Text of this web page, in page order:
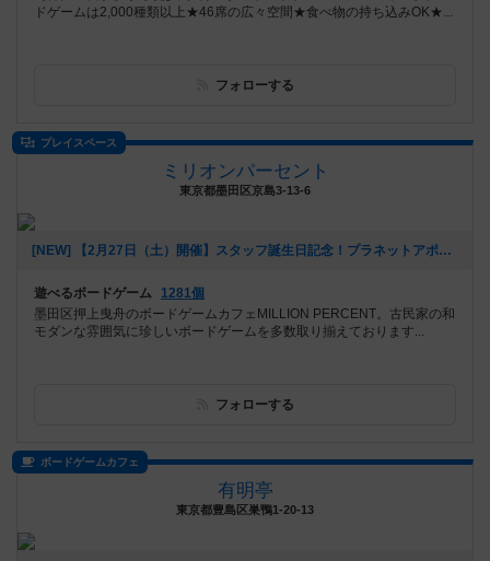
ドゲームは2,000種類以上★46席の広々空間★食べ物の持ち込みOK★...
フォローする
プレイスペース
ミリオンパーセント
東京都墨田区京島3-13-6
[NEW] 【2月27日（土）開催】スタッフ誕生日記念！プラネットアポカリプス会！！（2021年02月02日 13時24分）
遊べるボードゲーム
1281個
墨田区押上曳舟のボードゲームカフェMILLION PERCENT。古民家の和
モダンな雰囲気に珍しいボードゲームを多数取り揃えております...
フォローする
ボードゲームカフェ
有明亭
東京都豊島区巣鴨1-20-13